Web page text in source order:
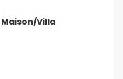
Maison/Villa